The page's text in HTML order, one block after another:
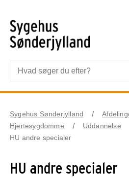
Sygehus Sønderjylland
Hjertesygdomme
Uddannelse
HU andre specialer
HU andre specialer